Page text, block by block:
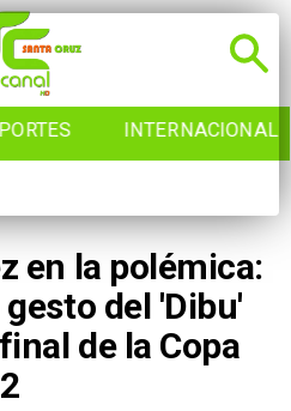
INTERNACIONAL
en la polémica:
del 'Dibu'
de la Copa